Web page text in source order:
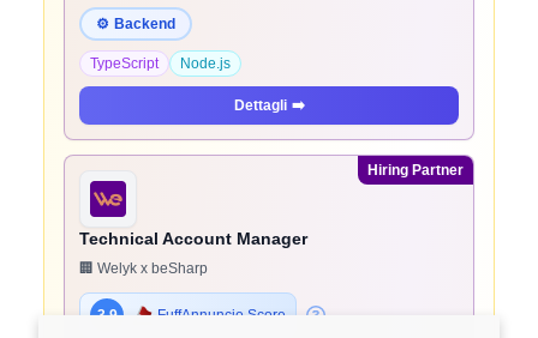
⚙️ Backend
TypeScript Node.js
Dettagli ➡️
Hiring Partner
Technical Account Manager
🏢 Welyk x beSharp
3.9 FuffAnnuncio Score